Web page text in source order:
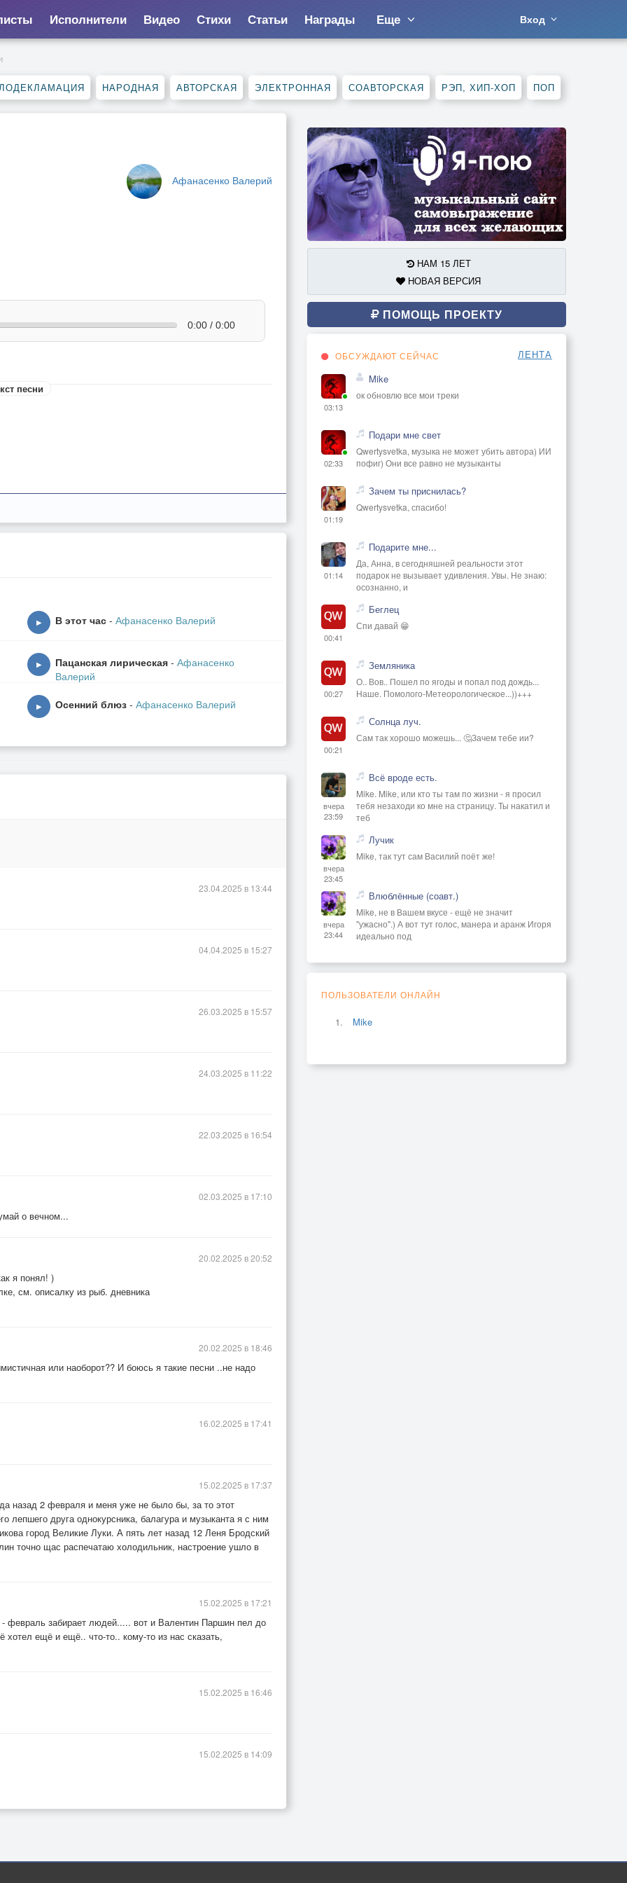
Исполнители Видео Стихи Статьи Награды Еще Вход
НАРОДНАЯ АВТОРСКАЯ ЭЛЕКТРОННАЯ СОАВТОРСКАЯ РЭП, ХИП-ХОП ПОП
Афанасенко Валерий
0:00 / 0:00
песни
▶ В этот час - Афанасенко Валерий
▶ Пацанская лирическая - Афанасенко
Валерий
▶ Осенний блюз - Афанасенко Валерий
23.04.2025 в 13:44
04.04.2025 в 15:27
26.03.2025 в 15:57
24.03.2025 в 11:22
22.03.2025 в 16:54
о вечном...
02.03.2025 в 17:10
я понял! )
см. описалку из рыб. дневника
20.02.2025 в 20:52
или наоборот?? И боюсь я такие песни ..не надо
20.02.2025 в 18:46
16.02.2025 в 17:41
назад 2 февраля и меня уже не было бы, за то этот
лепшего друга однокурсника, балагура и музыканта я с ним
город Великие Луки. А пять лет назад 12 Леня Бродский
точно щас распечатаю холодильник, настроение ушло в
15.02.2025 в 17:37
забирает людей..... вот и Валентин Паршин пел до
хотел ещё и ещё.. что-то.. кому-то из нас сказать,
15.02.2025 в 17:21
15.02.2025 в 16:46
15.02.2025 в 14:09
НАМ 15 ЛЕТ
НОВАЯ ВЕРСИЯ
ПОМОЩЬ ПРОЕКТУ
ОБСУЖДАЮТ СЕЙЧАС ЛЕНТА
03:13
Mike
ок обновлю все мои треки
02:33
Подари мне свет
Qwertysvetka, музыка не может убить автора) ИИ
пофиг) Они все равно не музыканты
01:19
Зачем ты приснилась?
Qwertysvetka, спасибо!
01:14
Подарите мне...
Да, Анна, в сегодняшней реальности этот
подарок не вызывает удивления. Увы. Не знаю:
осознанно, и
00:41
Беглец
Спи давай 😁
00:27
Земляника
О.. Вов.. Пошел по ягоды и попал под дождь...
Наше. Помолого-Метеорологическое...))+++
00:21
Солнца луч.
Сам так хорошо можешь... 🤔Зачем тебе ии?
вчера
23:59
Всё вроде есть.
Mike. Mike, или кто ты там по жизни - я просил
тебя незаходи ко мне на страницу. Ты накатил и
теб
вчера
23:45
Лучик
Mike, так тут сам Василий поёт же!
вчера
23:44
Влюблённые (соавт.)
Mike, не в Вашем вкусе - ещё не значит
"ужасно".) А вот тут голос, манера и аранж Игоря
идеально под
ПОЛЬЗОВАТЕЛИ ОНЛАЙН
Mike